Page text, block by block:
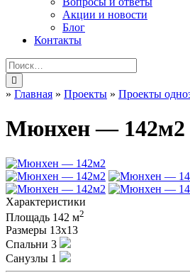
Акции и новости
Блог
Контакты
» Главная » Проекты » Проекты
Мюнхен — 142м2
Характеристики
Площадь 142 м2
Размеры 13х13
Спальни 3
Санузлы 1